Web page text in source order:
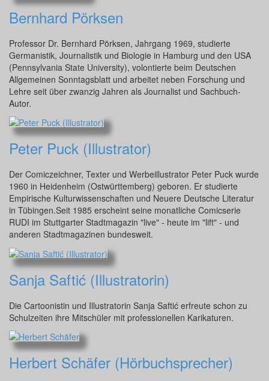
Bernhard Pörksen
Professor Dr. Bernhard Pörksen, Jahrgang 1969, studierte
Germanistik, Journalistik und Biologie in Hamburg und den USA
(Pennsylvania State University), volontierte beim Deutschen
Allgemeinen Sonntagsblatt und arbeitet neben Forschung und
Lehre seit über zwanzig Jahren als Journalist und Sachbuch-
Autor.
Peter Puck (Illustrator)
Der Comiczeichner, Texter und Werbeillustrator Peter Puck wurde
1960 in Heidenheim (Ostwürttemberg) geboren. Er studierte
Empirische Kulturwissenschaften und Neuere Deutsche Literatur
in Tübingen.Seit 1985 erscheint seine monatliche Comicserie
RUDI im Stuttgarter Stadtmagazin "live" - heute im "lift" - und
anderen Stadtmagazinen bundesweit.
Sanja Saftić (Illustratorin)
Die Cartoonistin und Illustratorin Sanja Saftić erfreute schon zu
Schulzeiten ihre Mitschüler mit professionellen Karikaturen.
Herbert Schäfer (Hörbuchsprecher)